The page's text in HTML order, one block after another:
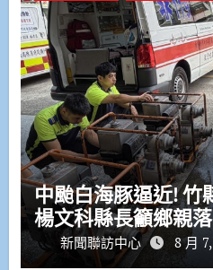
中颱白海豚逼近!
楊文科縣長籲鄉親
新聞聯訪中心 8 月